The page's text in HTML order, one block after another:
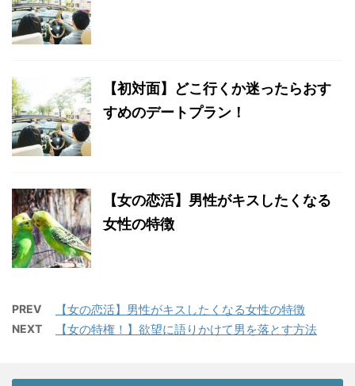
【初対面】どこ行くか迷ったらおす
すめのデートプラン！
【女の恋活】男性がキスしたくなる
女性の特徴
PREV 【女の恋活】男性がキスしたくなる女性の特徴
NEXT 【女の特権！】欲望に語りかけて男を落とす方法